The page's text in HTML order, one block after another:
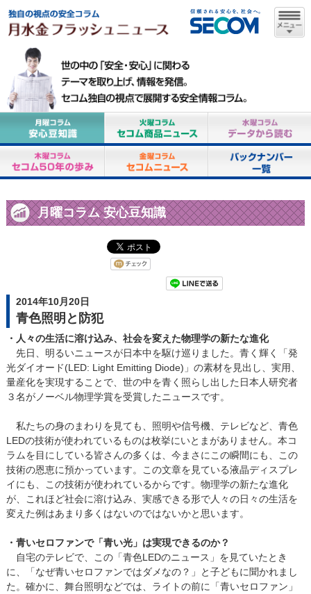
月曜コラム 安心豆知識
2014年10月20日
青色照明と防犯
・人々の生活に溶け込み、社会を変えた物理学の新たな進化
先日、明るいニュースが日本中を駆け巡りました。青く輝く「発
光ダイオード(LED: Light Emitting Diode)」の素材を見出し、実用、
量産化を実現することで、世の中を青く照らし出した日本人研究者
３名がノーベル物理学賞を受賞したニュースです。
私たちの身のまわりを見ても、照明や信号機、テレビなど、青色
LEDの技術が使われているものは枚挙にいとまがありません。本コ
ラムを目にしている皆さんの多くは、今まさにこの瞬間にも、この
技術の恩恵に預かっています。この文章を見ている液晶ディスプレ
イにも、この技術が使われているからです。物理学の新たな進化
が、これほど社会に溶け込み、実感できる形で人々の日々の生活を
変えた例はあまり多くはないのではないかと思います。
・青いセロファンで「青い光」は実現できるのか？
自宅のテレビで、この「青色LEDのニュース」を見ていたとき
に、「なぜ青いセロファンではダメなの？」と子どもに聞かれまし
た。確かに、舞台照明などでは、ライトの前に「青いセロファン」